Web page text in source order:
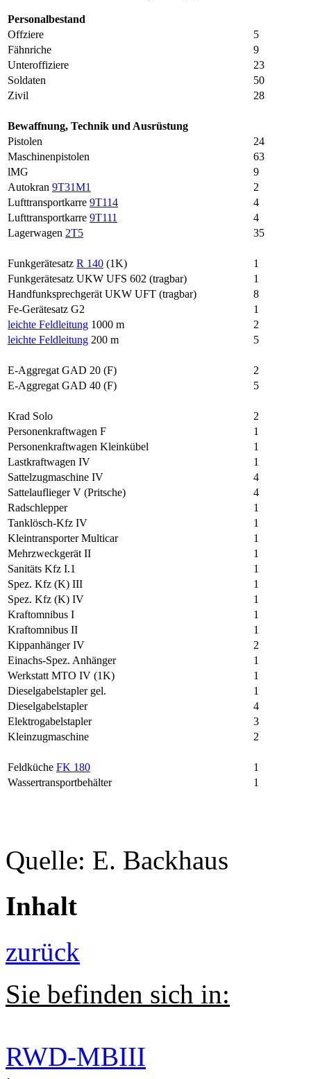
Personalbestand
Offziere
5
Fähnriche
9
Unteroffiziere
23
Soldaten
50
Zivil
28
Bewaffnung, Technik und Ausrüstung
Pistolen
24
Maschinenpistolen
63
lMG
9
Autokran 9T31M1
2
Lufttransportkarre 9T114
4
Lufttransportkarre 9T111
4
Lagerwagen 2T5 35
Funkgerätesatz R 140 (1K)
1
Funkgerätesatz UKW UFS 602 (tragbar)
1
Handfunksprechgerät UKW UFT (tragbar)
8
Fe-Gerätesatz G2
1
leichte Feldleitung 1000 m
2
leichte Feldleitung 200 m 5
E-Aggregat GAD 20 (F)
2
E-Aggregat GAD 40 (F)
5
Krad Solo
2
Personenkraftwagen F
1
Personenkraftwagen Kleinkübel
1
Lastkraftwagen IV
1
Sattelzugmaschine IV
4
Sattelauflieger V (Pritsche)
4
Radschlepper
1
Tanklösch-Kfz IV
1
Kleintransporter Multicar
1
Mehrzweckgerät II
1
Sanitäts Kfz I.1
1
Spez. Kfz (K) III
1
Spez. Kfz (K) IV
1
Kraftomnibus I
1
Kraftomnibus II
1
Kippanhänger IV
2
Einachs-Spez. Anhänger
1
Werkstatt MTO IV (1K)
1
Dieselgabelstapler gel.
1
Dieselgabelstapler
4
Elektrogabelstapler
3
Kleinzugmaschine
2
Feldküche FK 180
1
Wassertransportbehälter
1
Quelle: E. Backhaus
Inhalt
zurück
Sie befinden sich in:
RWD-MBIII